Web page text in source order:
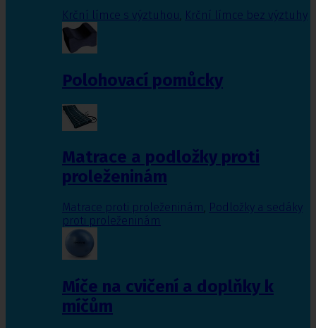
Krční límce s výztuhou Krční límce bez výztuhy
Polohovací pomůcky
Matrace a podložky proti
proleženinám
Matrace proti proleženinám, Podložky a sedáky
proti proleženinám
Míče na cvičení a doplňky k
míčům